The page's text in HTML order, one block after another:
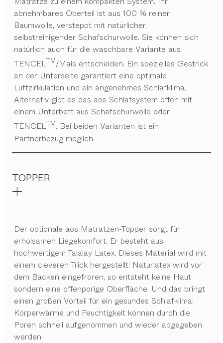
abnehmbares Oberteil ist aus 100 % reiner
Baumwolle, versteppt mit natürlicher,
selbstreinigender Schafschurwolle. Sie können sich
natürlich auch für die waschbare Variante aus
TENCELTM/Mais entscheiden. Ein spezielles Gestrick
an der Unterseite garantiert eine optimale
Luftzirkulation und ein angenehmes Schlafklima.
Alternativ gibt es das aos Schlafsystem offen mit
einem Unterbett aus Schafschurwolle oder
TENCELTM. Bei beiden Varianten ist ein
Partnerbezug möglich.
TOPPER
Der optionale aos Matratzen-Topper sorgt für
erholsamen Liegekomfort. Er besteht aus
hochwertigem Talalay Latex. Dieses Material wird mit
einem cleveren Trick hergestellt: Naturlatex wird vor
dem Backen eingefroren, so entsteht keine Haut
sondern eine offenporige Oberfläche. Und das bringt
einen großen Vorteil für ein gesundes Schlafklima:
Körperwärme und Feuchtigkeit können durch die
Poren schnell aufgenommen und wieder abgegeben
werden.